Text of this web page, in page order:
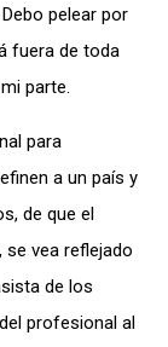
pelear por
fuera de toda
parte.
para
a un país y
de que el
vea reflejado
de los
profesional al